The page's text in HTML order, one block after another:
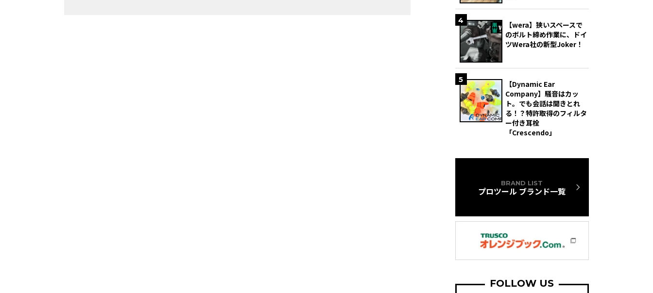
4
【wera】狭いスペースで
のボルト締め作業に、ドイ
ツWera社の新型Joker！
5
【Dynamic Ear
Company】騒音はカッ
ト。でも会話は聞きとれ
る！？特許取得のフィルタ
ー付き耳栓
「Crescendo」
BRAND LIST
プロツール ブランド一覧
FOLLOW US